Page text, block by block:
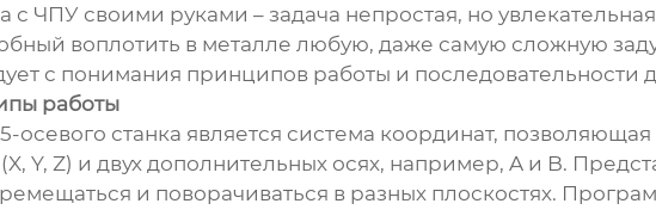
с ЧПУ своими руками – задача непростая, но
воплотить в металле любую, даже самую сложную
с понимания принципов работы и последовательности
работы
станка является система координат,
Y, Z) и двух дополнительных осях, например, A и B.
и поворачиваться в разных плоскостях.